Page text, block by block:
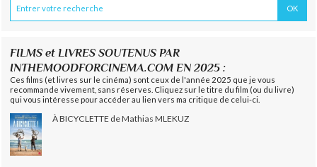
FILMS et LIVRES SOUTENUS PAR
INTHEMOODFORCINEMA.COM EN 2025 :
Ces films (et livres sur le cinéma) sont ceux de l'année 2025 que je vous
recommande vivement, sans réserves. Cliquez sur le titre du film (ou du livre)
qui vous intéresse pour accéder au lien vers ma critique de celui-ci.
À BICYCLETTE de Mathias MLEKUZ